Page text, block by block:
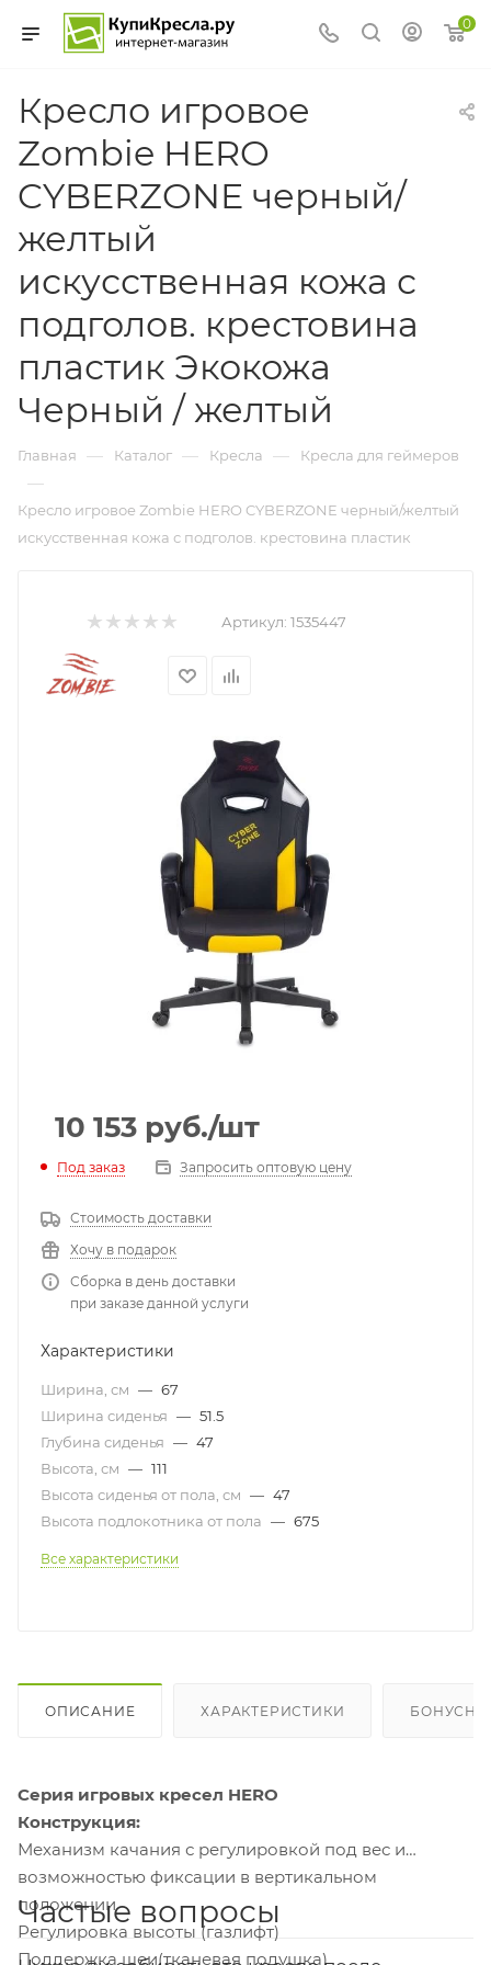
0
Кресло игровое
Zombie HERO
CYBERZONE черный/
желтый
искусственная кожа с
подголов. крестовина
пластик Экокожа
Черный / желтый
Главная — Каталог — Кресла — Кресла для геймеров
—
Кресло игровое Zombie HERO CYBERZONE черный/желтый
искусственная кожа с подголов. крестовина пластик
Артикул: 1535447
10 153 руб./шт
Под заказ Запросить оптовую цену
Стоимость доставки
Хочу в подарок
Сборка в день доставки
при заказе данной услуги
Характеристики
Ширина, см — 67
Ширина сиденья — 51.5
Глубина сиденья — 47
Высота, см — 111
Высота сиденья от пола, см — 47
Высота подлокотника от пола — 675
Все характеристики
ОПИСАНИЕ ХАРАКТЕРИСТИКИ
Серия игровых кресел HERO
Конструкция:
Механизм качания с регулировкой под вес и
возможностью фиксации в вертикальном
положении
Регулировка высоты (газлифт)
Поддержка шеи(тканевая подушка)
Частые вопросы